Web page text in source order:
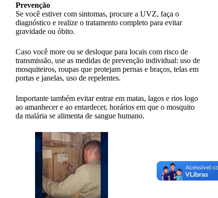
Prevenção
Se você estiver com sintomas, procure a UVZ, faça o
diagnóstico e realize o tratamento completo para evitar
gravidade ou óbito.
Caso você more ou se desloque para locais com risco de
transmissão, use as medidas de prevenção individual: uso de
mosquiteiros, roupas que protejam pernas e braços, telas em
portas e janelas, uso de repelentes.
Importante também evitar entrar em matas, lagos e rios logo
ao amanhecer e ao entardecer, horários em que o mosquito
da malária se alimenta de sangue humano.